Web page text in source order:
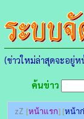
(ข่าวใหม่ล่าสุดจะอยู่
ค้นข่าว
zZ [หน้าแรก] [หน้า